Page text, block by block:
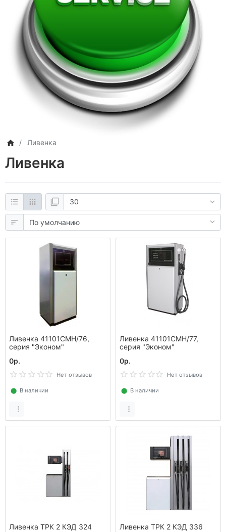
Ливенка
Ливенка
Ливенка 41101СМН/76,
серия "Эконом"
0р.
Нет отзывов
⬤ В наличии
Ливенка 41101СМН/77,
серия "Эконом"
0р.
Нет отзывов
⬤ В наличии
Ливенка ТРК 2 КЭД 324 Ливенка ТРК 2 КЭД 336